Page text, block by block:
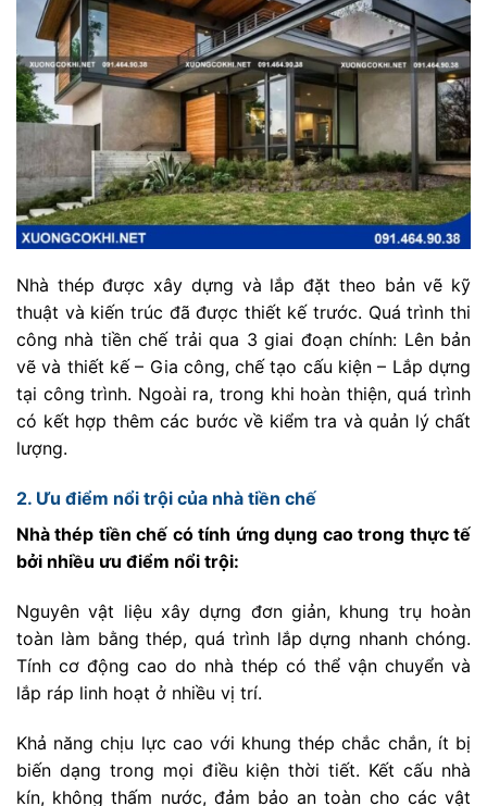
Nhà thép được xây dựng và lắp đặt theo bản vẽ kỹ
thuật và kiến trúc đã được thiết kế trước. Quá trình thi
công nhà tiền chế trải qua 3 giai đoạn chính: Lên bản
vẽ và thiết kế – Gia công, chế tạo cấu kiện – Lắp dựng
tại công trình. Ngoài ra, trong khi hoàn thiện, quá trình
có kết hợp thêm các bước về kiểm tra và quản lý chất
lượng.
2. Ưu điểm nổi trội của nhà tiền chế
Nhà thép tiền chế có tính ứng dụng cao trong thực tế
bởi nhiều ưu điểm nổi trội:
Nguyên vật liệu xây dựng đơn giản, khung trụ hoàn
toàn làm bằng thép, quá trình lắp dựng nhanh chóng.
Tính cơ động cao do nhà thép có thể vận chuyển và
lắp ráp linh hoạt ở nhiều vị trí.
Khả năng chịu lực cao với khung thép chắc chắn, ít bị
biến dạng trong mọi điều kiện thời tiết. Kết cấu nhà
kín, không thấm nước, đảm bảo an toàn cho các vật